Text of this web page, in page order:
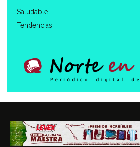
Saludable
Tendencias